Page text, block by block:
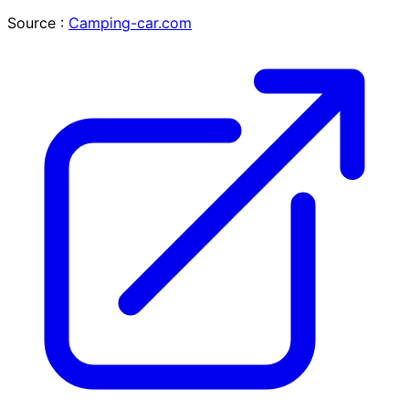
Source : Camping-car.com